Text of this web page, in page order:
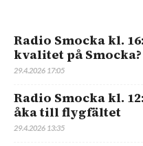
Radio Smocka kl.
kvalitet på Smocka?
29.4.2026 17:05
Radio Smocka kl.
åka till flygfältet
29.4.2026 13:35